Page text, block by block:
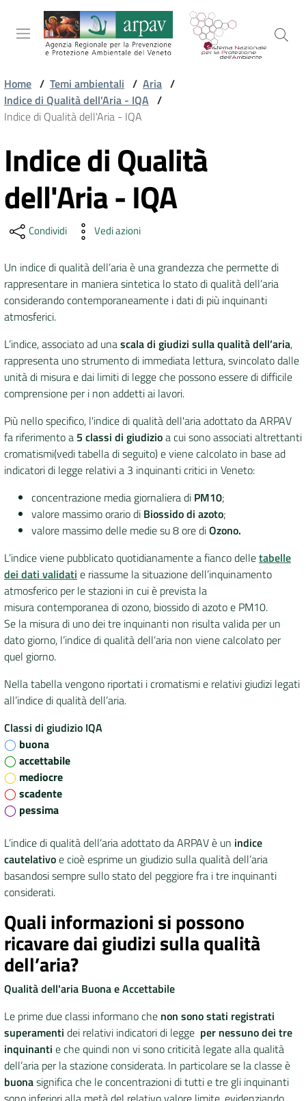
Salta al contenuto
Salta alla navigazione
Salta al footer
ARPAV
TEMI
TERRITORIO
SERVIZI
AMBIENTALI
Seguici
su
Home / Temi ambientali / Aria /
Indice di Qualità dell'Aria - IQA /
Indice di Qualità dell'Aria - IQA
Vai al contenuto
Indice di Qualità
dell'Aria - IQA
Condividi Vedi azioni
Un indice di qualità dell’aria è una grandezza che permette di
rappresentare in maniera sintetica lo stato di qualità dell’aria
considerando contemporaneamente i dati di più inquinanti
atmosferici.
L’indice, associato ad unascala di giudizi sulla qualità dell’aria,
rappresenta uno strumento di immediata lettura, svincolato dalle
unità di misura e dai limiti di legge che possono essere di difficile
comprensione per i non addetti ai lavori.
Più nello specifico, l'indice di qualità dell'aria adottato da ARPAV
fa riferimento a 5 classi di giudizioa cui sono associati altrettanti
cromatismi(vedi tabella di seguito) e viene calcolato in base ad
indicatori di legge relativi a 3 inquinanti critici in Veneto:
concentrazione media giornaliera di PM10;
valore massimo orario di Biossido di azoto;
valore massimo delle medie su 8 ore diOzono.
L’indice viene pubblicato quotidianamente a fianco delletabelle
dei dati validati e riassume la situazione dell’inquinamento
atmosferico per le stazioni in cui è prevista la
misura contemporanea di ozono, biossido di azoto e PM10.
Se la misura di uno dei tre inquinanti non risulta valida per un
dato giorno, l’indice di qualità dell’aria non viene calcolato per
quel giorno.
Nella tabella vengono riportati i cromatismi e relativi giudizi legati
all’indice di qualità dell’aria.
Classi di giudizio IQA
◯ buona
◯ accettabile
◯ mediocre
◯ scadente
◯ pessima
L’indice di qualità dell’aria adottato da ARPAV è un indice
cautelativoe cioè esprime un giudizio sulla qualità dell’aria
basandosi sempre sullo stato del peggiore fra i tre inquinanti
considerati.
Quali informazioni si possono
ricavare dai giudizi sulla qualità
dell’aria?
Qualità dell'aria Buona e Accettabile
Le prime due classi informano che non sono stati registrati
superamenti dei relativi indicatori di legge per nessuno dei tre
inquinanti e che quindi non vi sono criticità legate alla qualità
dell’aria per la stazione considerata. In particolare se la classe è
buonasignifica che le concentrazioni di tutti e tre gli inquinanti